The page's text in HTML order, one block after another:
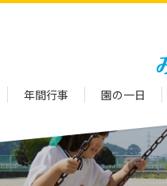
年間行事 園の一日